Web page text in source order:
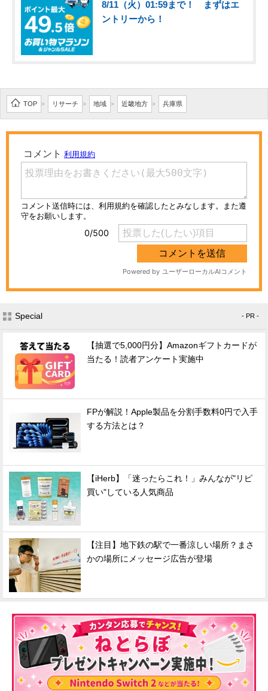
8/11（火）01:59まで！ まずはエ
ントリーから！
TOP > リサーチ > 地域 > 近畿地方 > 兵庫県
Special - PR -
【抽選で5,000円分】Amazonギフトカードが
当たる！読者アンケート実施中
FPが解説！Apple製品を分割手数料0円で入手
する方法とは？
【iHerb】「迷ったらこれ！」みんなが"リピ
買い"している人気商品
【注目】地下鉄の駅で一番涼しい場所？まさ
かの場所にメッセージ広告が登場